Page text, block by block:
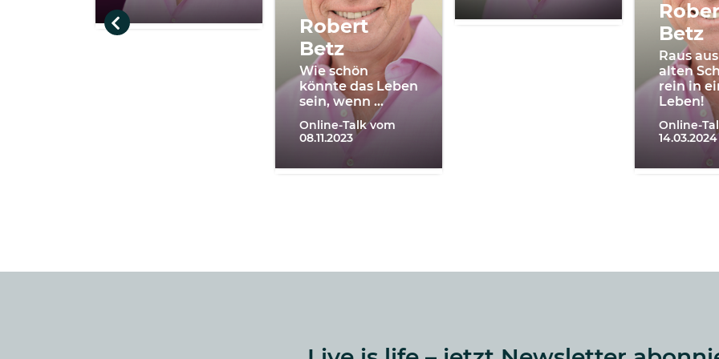
Robert
Betz
Wie schön
könnte das Leben
sein, wenn …
Online-Talk vom
08.11.2023
Betz
Raus
alten
rein in
Leben!
Online-
14.03.2024